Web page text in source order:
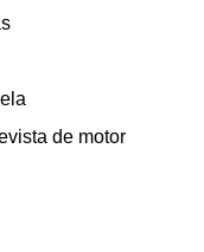
de motor